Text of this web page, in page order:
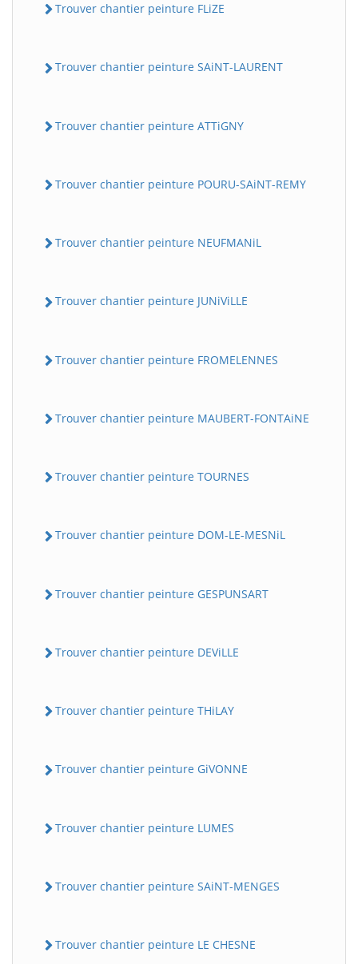
Trouver chantier peinture FLiZE
Trouver chantier peinture SAiNT-LAURENT
Trouver chantier peinture ATTiGNY
Trouver chantier peinture POURU-SAiNT-REMY
Trouver chantier peinture NEUFMANiL
Trouver chantier peinture JUNiViLLE
Trouver chantier peinture FROMELENNES
Trouver chantier peinture MAUBERT-FONTAiNE
Trouver chantier peinture TOURNES
Trouver chantier peinture DOM-LE-MESNiL
Trouver chantier peinture GESPUNSART
Trouver chantier peinture DEViLLE
Trouver chantier peinture THiLAY
Trouver chantier peinture GiVONNE
Trouver chantier peinture LUMES
Trouver chantier peinture SAiNT-MENGES
Trouver chantier peinture LE CHESNE